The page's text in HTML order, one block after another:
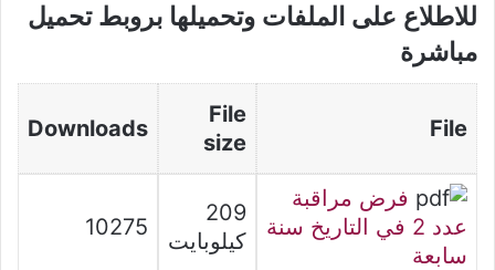
للاطلاع على الملفات وتحميلها بروبط تحميل
مباشرة
File
File
size
Downloads
فرض مراقبة
عدد 2 في التاريخ سنة
سابعة
209
كيلوبايت
10275